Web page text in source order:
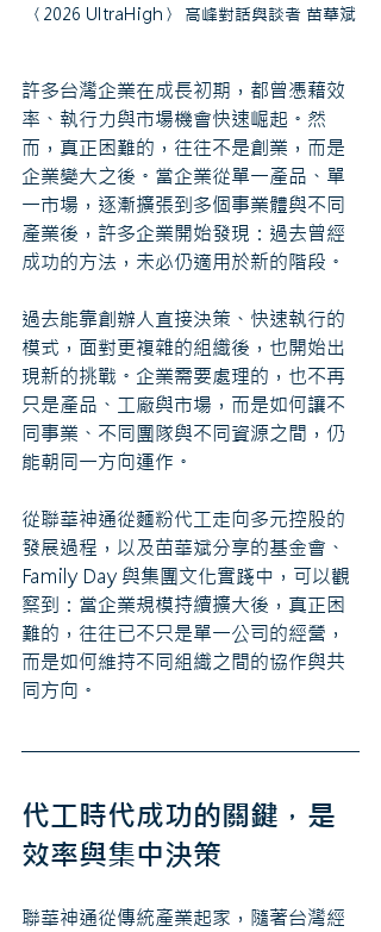
〈2026 UltraHigh〉 高峰對話與談者 苗華斌
許多台灣企業在成長初期，都曾憑藉效
率、執行力與市場機會快速崛起。然
而，真正困難的，往往不是創業，而是
企業變大之後。當企業從單一產品、單
一市場，逐漸擴張到多個事業體與不同
產業後，許多企業開始發現：過去曾經
成功的方法，未必仍適用於新的階段。
過去能靠創辦人直接決策、快速執行的
模式，面對更複雜的組織後，也開始出
現新的挑戰。企業需要處理的，也不再
只是產品、工廠與市場，而是如何讓不
同事業、不同團隊與不同資源之間，仍
能朝同一方向運作。
從聯華神通從麵粉代工走向多元控股的
發展過程，以及苗華斌分享的基金會、
Family Day 與集團文化實踐中，可以觀
察到：當企業規模持續擴大後，真正困
難的，往往已不只是單一公司的經營，
而是如何維持不同組織之間的協作與共
同方向。
代工時代成功的關鍵，是
效率與集中決策
聯華神通從傳統產業起家，隨著台灣經